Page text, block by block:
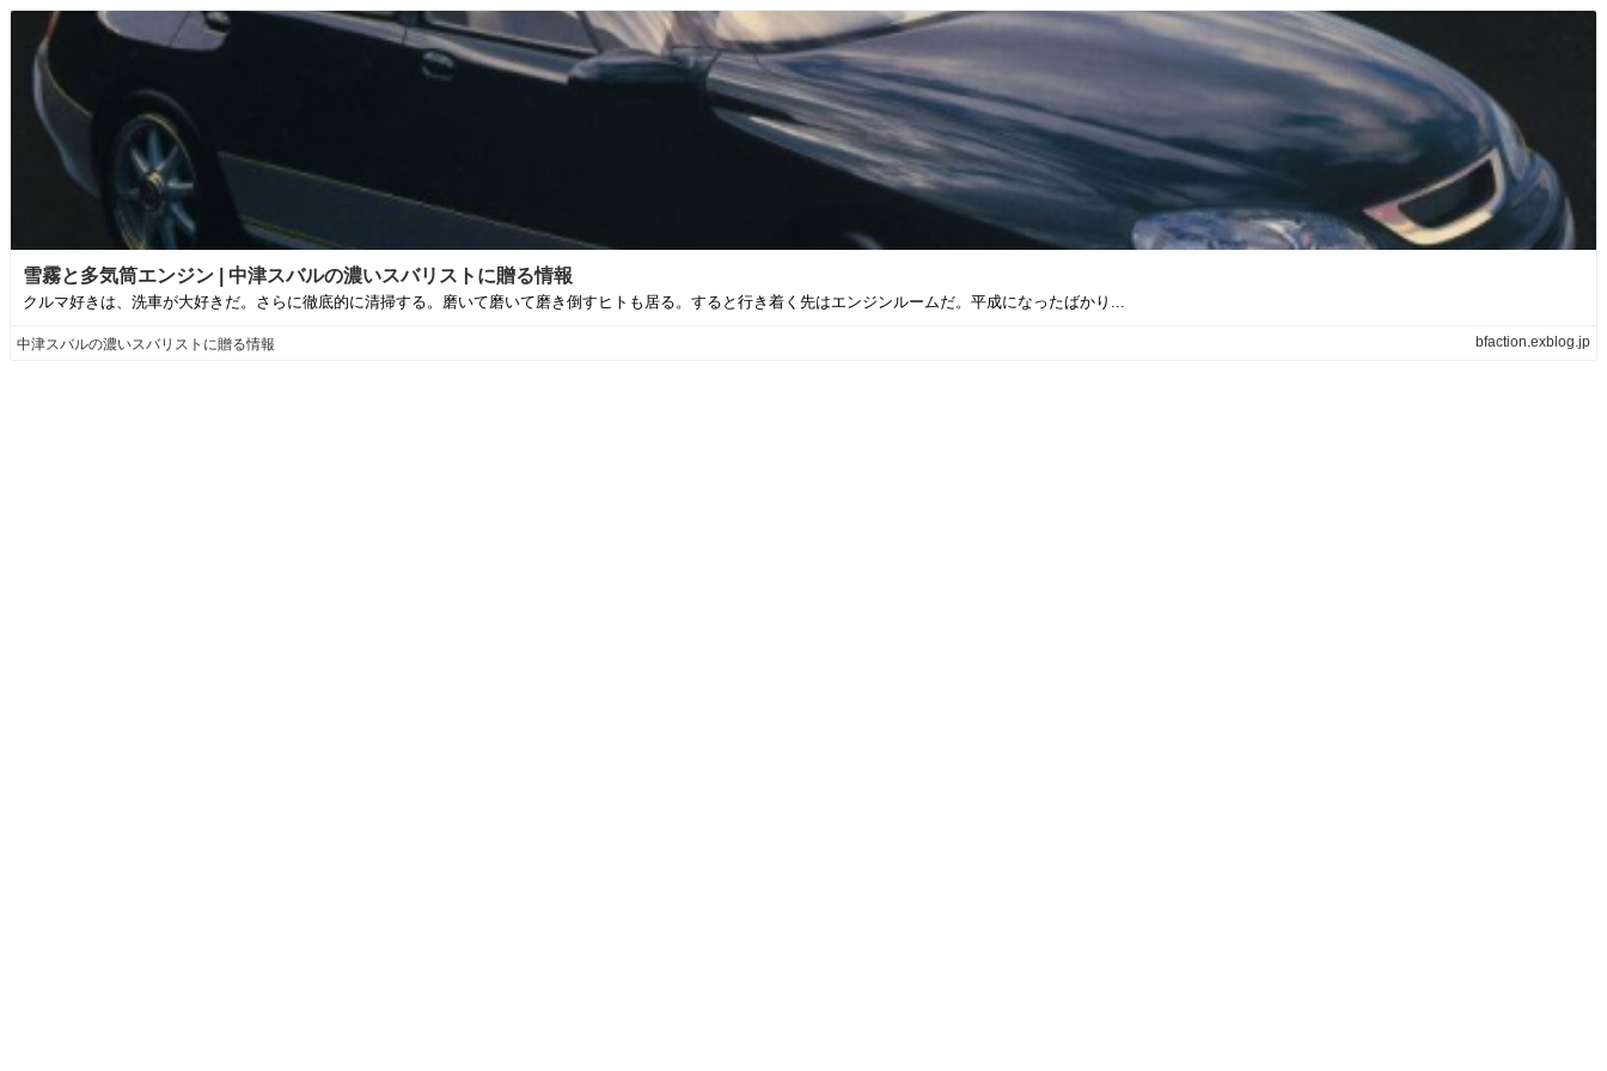
雪霧と多気筒エンジン | 中津スバルの濃いスバリストに贈る情報
クルマ好きは、洗車が大好きだ。さらに徹底的に清掃する。磨いて磨いて磨き倒すヒトも居る。すると行き着く先はエンジンルームだ。平成になったばかり...
中津スバルの濃いスバリストに贈る情報 bfaction.exblog.jp